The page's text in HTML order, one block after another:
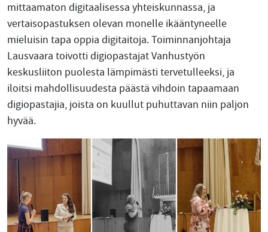
mittaamaton digitaalisessa yhteiskunnassa, ja
vertaisopastuksen olevan monelle ikääntyneelle
mieluisin tapa oppia digitaitoja. Toiminnanjohtaja
Lausvaara toivotti digiopastajat Vanhustyön
keskusliiton puolesta lämpimästi tervetulleeksi, ja
iloitsi mahdollisuudesta päästä vihdoin tapaamaan
digiopastajia, joista on kuullut puhuttavan niin paljon
hyvää.